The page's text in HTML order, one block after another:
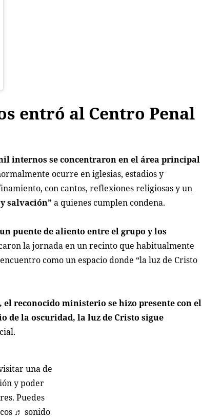
entró al Centro Penal
internos se concentraron en el área principal
ocurre en iglesias, estadios y
con cantos, reflexiones religiosas y un
salvación” a quienes cumplen condena.
puente de aliento entre el grupo y los
la jornada en un recinto que habitualmente
como un espacio donde “la luz de Cristo
reconocido ministerio se hizo presente con el
de la oscuridad, la luz de Cristo sigue
una de
y poder
Puedes
♬ sonido